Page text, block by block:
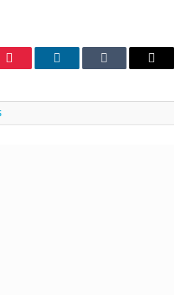
Pinterest LinkedInTumblr
E-